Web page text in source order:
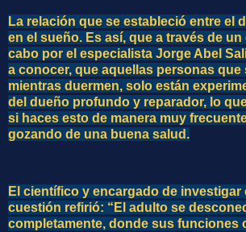
La relación que se estableció entre el
en el sueño. Es así, que a través de
cabo por el especialista Jorge Abel
a conocer, que aquellas personas que
mientras duermen, solo están
del dueño profundo y reparador, lo
si haces esto de manera muy
gozando de una buena salud.
El científico y encargado de investigar
cuestión refirió: “El adulto se
completamente, donde sus funciones